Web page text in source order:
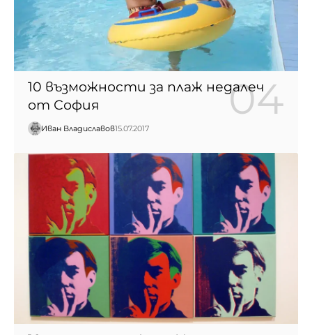
10 възможности за плаж недалеч
от София
Иван Владиславов15.07.2017